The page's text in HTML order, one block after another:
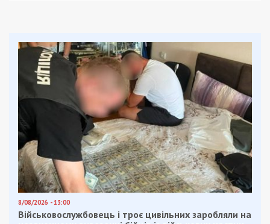
8/08/2026 - 13:00
Військовослужбовець і троє цивільних заробляли на